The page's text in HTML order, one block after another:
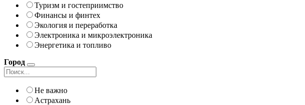
Туризм и гостеприимство
Финансы и финтех
Экология и переработка
Электроника и микроэлектроника
Энергетика и топливо
Город
Не важно
Астрахань